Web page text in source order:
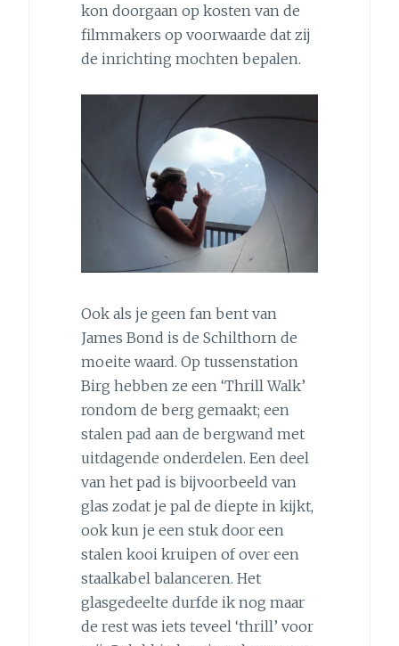
kon doorgaan op kosten van de
filmmakers op voorwaarde dat zij
de inrichting mochten bepalen.
Ook als je geen fan bent van
James Bond is de Schilthorn de
moeite waard. Op tussenstation
Birg hebben ze een ‘Thrill Walk’
rondom de berg gemaakt; een
stalen pad aan de bergwand met
uitdagende onderdelen. Een deel
van het pad is bijvoorbeeld van
glas zodat je pal de diepte in kijkt,
ook kun je een stuk door een
stalen kooi kruipen of over een
staalkabel balanceren. Het
glasgedeelte durfde ik nog maar
de rest was iets teveel ‘thrill’ voor